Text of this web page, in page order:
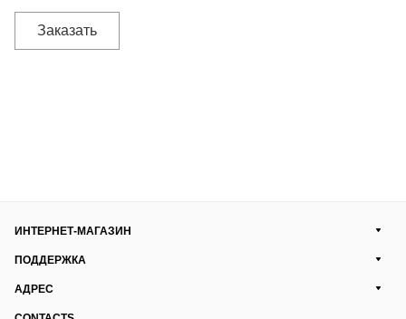
Заказать
ИНТЕРНЕТ-МАГАЗИН
ПОДДЕРЖКА
АДРЕС